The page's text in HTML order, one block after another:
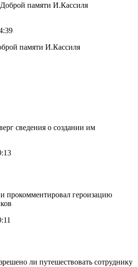
памяти И.Кассиля
сведения о создании им
прокомментировал героизацию
ли путешествовать сотруднику